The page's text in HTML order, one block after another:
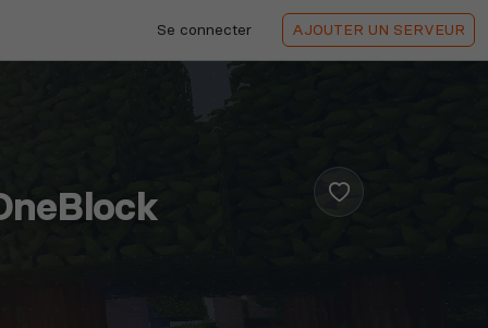
Se connecter AJOUTER UN SERVEUR